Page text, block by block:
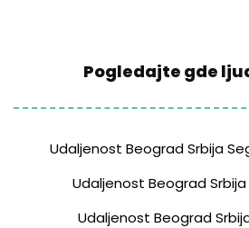
Pogledajte gde
Udaljenost Beograd Srbija
Udaljenost Beograd
Udaljenost Beograd